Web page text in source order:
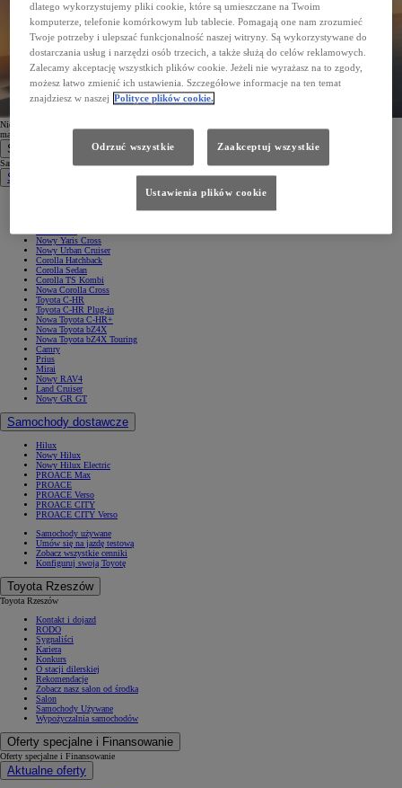
Nie możesz odnaleźć wiadomości? Sprawdź folder spam lub
mail.
Samochody
Samochody
Samochody osobowe
Nowy Yaris Cross
Nowy Urban Cruiser
Corolla Hatchback
Corolla Sedan
Corolla TS Kombi
Nowa Corolla Cross
Toyota C-HR
Toyota C-HR Plug-in
Nowa Toyota C-HR+
Nowa Toyota bZ4X
Nowa Toyota bZ4X Touring
Camry
Prius
Mirai
Nowy RAV4
Land Cruiser
Nowy GR GT
Samochody dostawcze
Hilux
Nowy Hilux
Nowy Hilux Electric
PROACE Max
PROACE
PROACE Verso
PROACE CITY
PROACE CITY Verso
Samochody używane
Umów się na jazdę testową
Zobacz wszystkie cenniki
Konfiguruj swoją Toyotę
Toyota Rzeszów
Toyota Rzeszów
Kontakt i dojazd
RODO
Sygnaliści
Kariera
Konkurs
O stacji dilerskiej
Rekomendacje
Zobacz nasz salon od środka
Salon
Samochody Używane
Wypożyczalnia samochodów
Oferty specjalne i Finansowanie
Oferty specjalne i Finansowanie
Aktualne oferty
dlatego wykorzystujemy pliki cookie, które są umieszczane na Twoim
komputerze, telefonie komórkowym lub tablecie. Pomagają one nam zrozumieć
Twoje potrzeby i ulepszać funkcjonalność naszej witryny. Są wykorzystywane do
dostarczania usług i narzędzi osób trzecich, a także służą do celów reklamowych.
Zalecamy akceptację wszystkich plików cookie. Jeżeli nie wyrażasz na to zgody,
możesz łatwo zmienić ich ustawienia. Szczegółowe informacje na ten temat
znajdziesz w naszej Polityce plików cookie.
Odrzuć wszystkie Zaakceptuj wszystkie
Ustawienia plików cookie